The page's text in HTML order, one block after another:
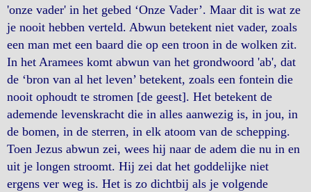
'onze vader' in het gebed ‘Onze Vader’. Maar dit is wat ze
je nooit hebben verteld. Abwun betekent niet vader, zoals
een man met een baard die op een troon in de wolken zit.
In het Aramees komt abwun van het grondwoord 'ab', dat
de ‘bron van al het leven’ betekent, zoals een fontein die
nooit ophoudt te stromen [de geest]. Het betekent de
ademende levenskracht die in alles aanwezig is, in jou, in
de bomen, in de sterren, in elk atoom van de schepping.
Toen Jezus abwun zei, wees hij naar de adem die nu in en
uit je longen stroomt. Hij zei dat het goddelijke niet
ergens ver weg is. Het is zo dichtbij als je volgende